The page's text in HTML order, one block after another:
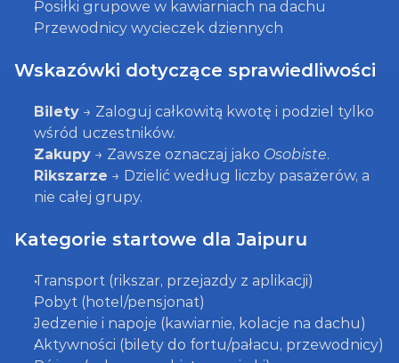
Posiłki grupowe w kawiarniach na dachu
Przewodnicy wycieczek dziennych
Wskazówki dotyczące sprawiedliwości
Bilety → Zaloguj całkowitą kwotę i podziel tylko
wśród uczestników.
Zakupy → Zawsze oznaczaj jako Osobiste.
Rikszarze → Dzielić według liczby pasażerów, a
nie całej grupy.
Kategorie startowe dla Jaipuru
Transport (rikszar, przejazdy z aplikacji)
Pobyt (hotel/pensjonat)
Jedzenie i napoje (kawiarnie, kolacje na dachu)
Aktywności (bilety do fortu/pałacu, przewodnicy)